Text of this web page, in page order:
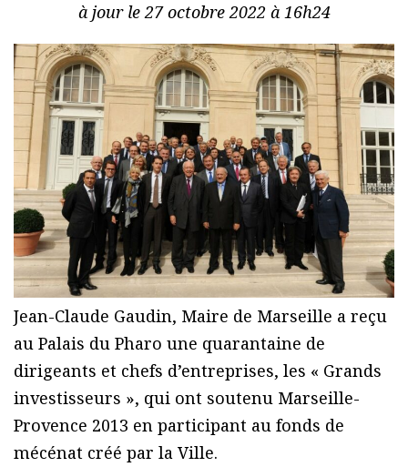
à jour le 27 octobre 2022 à 16h24
Jean-Claude Gaudin, Maire de Marseille a reçu
au Palais du Pharo une quarantaine de
dirigeants et chefs d’entreprises, les « Grands
investisseurs », qui ont soutenu Marseille-
Provence 2013 en participant au fonds de
mécénat créé par la Ville.